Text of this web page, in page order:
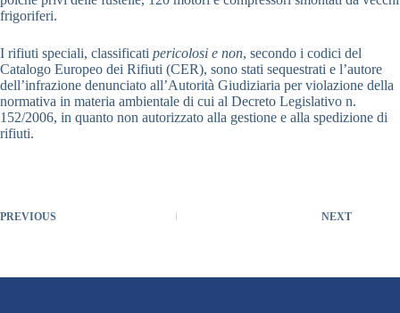
frigoriferi.
I rifiuti speciali, classificati pericolosi e non, secondo i codici del
Catalogo Europeo dei Rifiuti (CER), sono stati sequestrati e l’autore
dell’infrazione denunciato all’Autorità Giudiziaria per violazione della
normativa in materia ambientale di cui al Decreto Legislativo n.
152/2006, in quanto non autorizzato alla gestione e alla spedizione di
rifiuti.
PREVIOUS NEXT